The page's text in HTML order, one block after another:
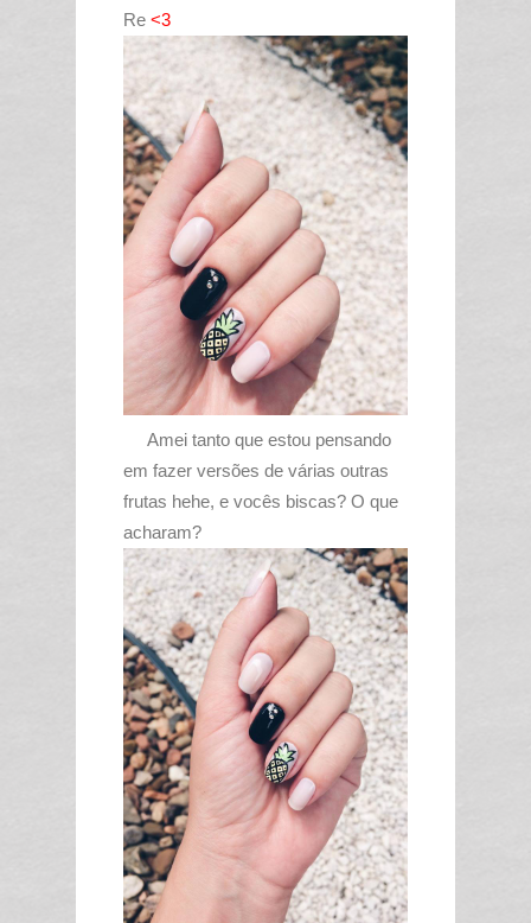
Re <3
Amei tanto que estou pensando
em fazer versões de várias outras
frutas hehe, e vocês biscas? O que
acharam?